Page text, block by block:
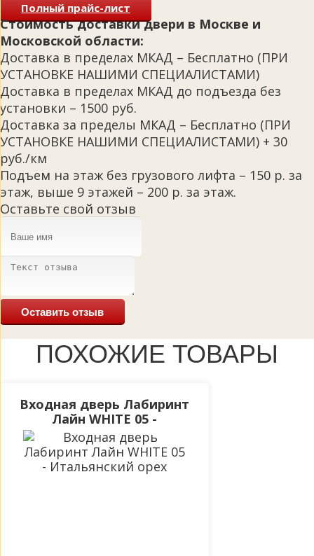
Полный прайс-лист
Стоимость доставки двери в Москве и
Московской области:
Доставка в пределах МКАД – Бесплатно (ПРИ
УСТАНОВКЕ НАШИМИ СПЕЦИАЛИСТАМИ)
Доставка в пределах МКАД до подъезда без
установки – 1500 руб.
Доставка за пределы МКАД – Бесплатно (ПРИ
УСТАНОВКЕ НАШИМИ СПЕЦИАЛИСТАМИ) + 30
руб./км
Подъем на этаж без грузового лифта – 150 р. за
этаж, выше 9 этажей – 200 р. за этаж.
Оставьте свой отзыв
Оставить отзыв
ПОХОЖИЕ ТОВАРЫ
Входная дверь Лабиринт
Лайн WHITE 05 -
Итальянский орех